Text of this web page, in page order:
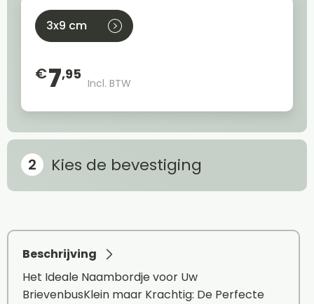
3x9 cm
€7,95
Incl. BTW
Kies de bevestiging
Beschrijving
Het Ideale Naambordje voor Uw
BrievenbusKlein maar Krachtig: De Perfecte